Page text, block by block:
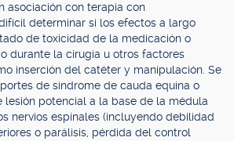
asociación con terapia con
determinar si los efectos a largo
de toxicidad de la medicación o
durante la cirugía u otros factores
inserción del catéter y manipulación. Se
de síndrome de cauda equina o
lesión potencial a la base de la médula
nervios espinales (incluyendo debilidad
o parálisis, pérdida del control